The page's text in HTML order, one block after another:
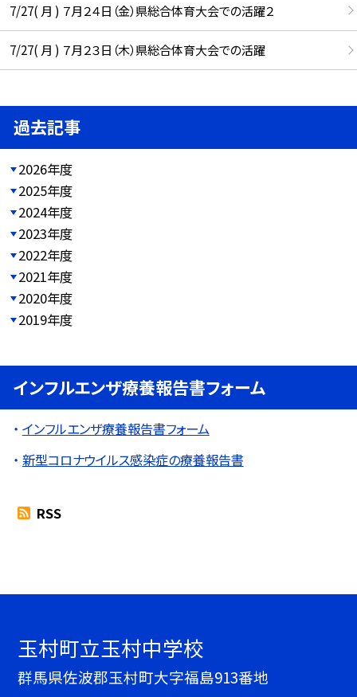
7/27( 月 ) ７月２４日（金）県総合体育大会での活躍２
7/27( 月 ) ７月２３日（木）県総合体育大会での活躍
過去記事
2026年度
2025年度
2024年度
2023年度
2022年度
2021年度
2020年度
2019年度
インフルエンザ療養報告書フォーム
インフルエンザ療養報告書フォーム
新型コロナウイルス感染症の療養報告書
RSS
玉村町立玉村中学校
群馬県佐波郡玉村町大字福島913番地